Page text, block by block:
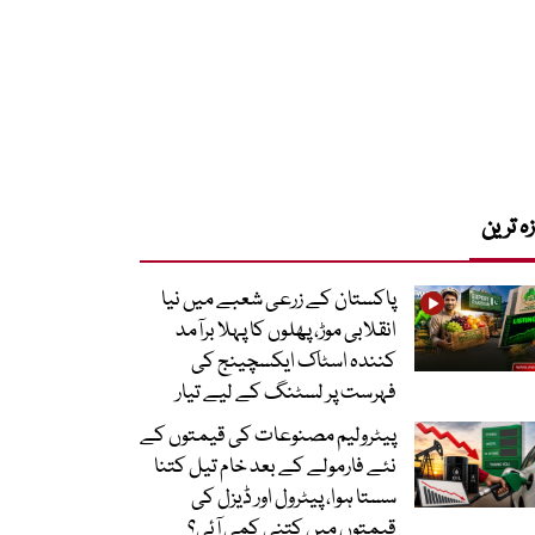
ترین
پاکستان کے زرعی شعبے میں نیا
انقلابی موڑ، پھلوں کا پہلا برآمد
کنندہ اسٹاک ایکسچینج کی
فہرست پر لسٹنگ کے لیے تیار
پیٹرولیم مصنوعات کی قیمتوں کے
نئے فارمولے کے بعد خام تیل کتنا
سستا ہوا، پیٹرول اور ڈیزل کی